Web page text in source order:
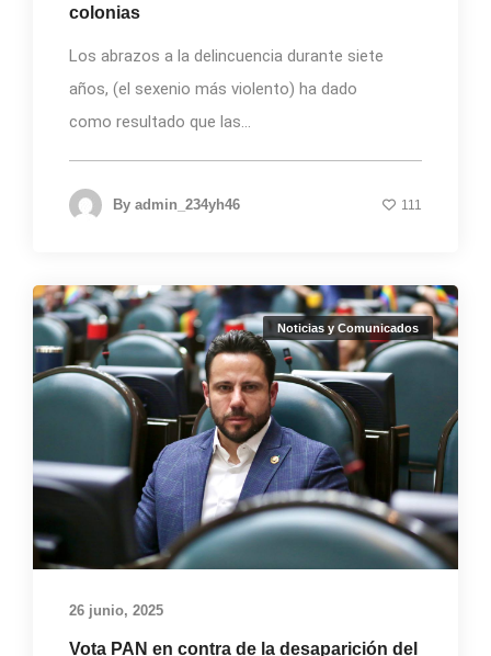
colonias
Los abrazos a la delincuencia durante siete
años, (el sexenio más violento) ha dado
como resultado que las...
By admin_234yh46 111
Noticias y Comunicados
26 junio, 2025
Vota PAN en contra de la desaparición del